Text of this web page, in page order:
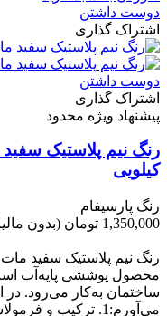
دوست داشتن
اشتراک گذاری
دوست داشتن
اشتراک گذاری
پیشنهاد ویژه محدود
کیلویی
رنگ پارسیفام
1,350,000 تومان
(بدون
محصول پوششی پایه‌آب
ساختمان به‌کار می‌رود. در
می‌آورم:1. ترکیب و فرمولاسیون این رنگ از...